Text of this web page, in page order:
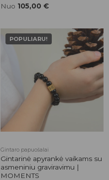
Įvertinimas:
Nuo 105,00 €
POPULIARU!
Pridėti į
patikusios
Gintaro papuošalai
Gintarinė apyrankė vaikams su
asmeniniu graviravimu |
MOMENTS